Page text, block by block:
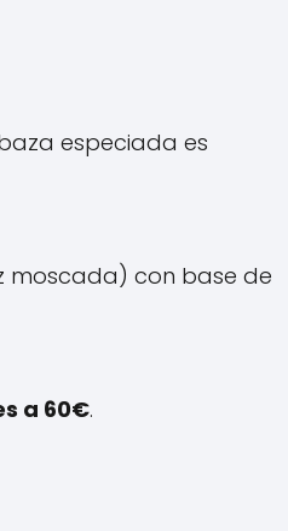
especiada es
moscada) con base de
a 60€.